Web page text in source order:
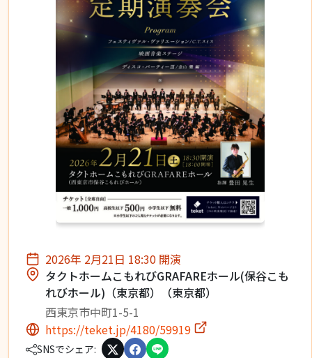
2026年 2月21日 18:30 開演
タクトホームこもれびGRAFAREホール(保谷こも
れびホール)（東京都）（東京都）
西東京市中町1-5-1
https://teket.jp/4180/59919
SNSでシェア: